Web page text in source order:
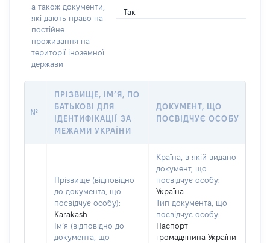
а також документи,
які дають право на
постійне
проживання на
території іноземної
держави
Так
№
ПРІЗВИЩЕ, ІМ’Я, ПО
БАТЬКОВІ ДЛЯ
ІДЕНТИФІКАЦІЇ ЗА
МЕЖАМИ УКРАЇНИ
ДОКУМЕНТ, ЩО
ПОСВІДЧУЄ ОСОБУ
Прізвище (відповідно
до документа, що
посвідчує особу):
Karakash
Ім’я (відповідно до
документа, що
Країна, в якій видано
документ, що
посвідчує особу:
Україна
Тип документа, що
посвідчує особу:
Паспорт
громадянина України